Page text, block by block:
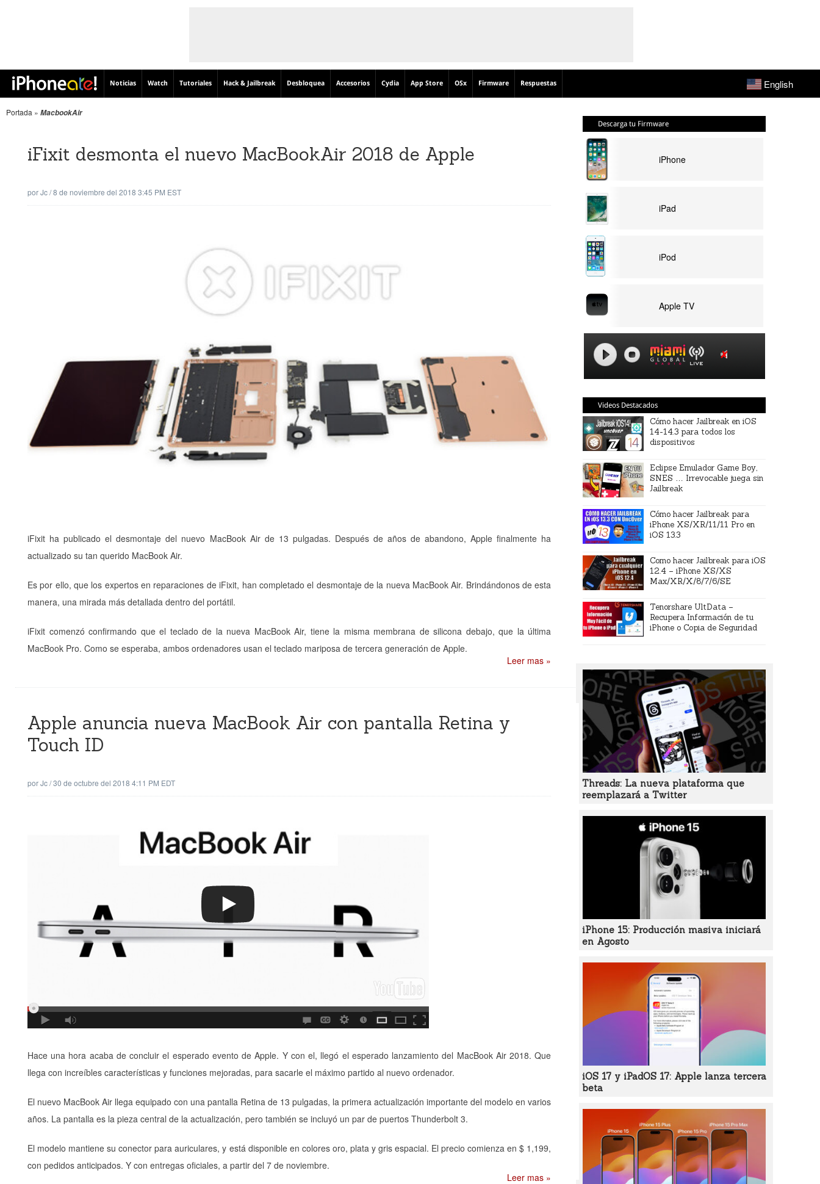
Noticias Watch Tutoriales Hack & Jailbreak Desbloquea Accesorios Cydia App Store OSx Firmware Respuestas English
Portada » MacbookAir
iFixit desmonta el nuevo MacBookAir 2018 de Apple
porJc/8 de noviembre del 2018 3:45 PM EST
iFixit ha publicado el desmontaje del nuevo MacBook Air de 13 pulgadas. Después de años de abandono, Apple finalmente ha
actualizado su tan querido MacBook Air.
Es por ello, que los expertos en reparaciones de iFixit, han completado el desmontaje de la nueva MacBook Air. Brindándonos de esta
manera, una mirada más detallada dentro del portátil.
iFixit comenzó confirmando que el teclado de la nueva MacBook Air, tiene la misma membrana de silicona debajo, que la última
MacBook Pro. Como se esperaba, ambos ordenadores usan el teclado mariposa de tercera generación de Apple.
Leer mas »
Apple anuncia nueva MacBook Air con pantalla Retina y
Touch ID
porJc/30 de octubre del 2018 4:11 PM EDT
Hace una hora acaba de concluir el esperado evento de Apple. Y con el, llegó el esperado lanzamiento del MacBook Air 2018. Que
llega con increíbles características y funciones mejoradas, para sacarle el máximo partido al nuevo ordenador.
El nuevo MacBook Air llega equipado con una pantalla Retina de 13 pulgadas, la primera actualización importante del modelo en varios
años. La pantalla es la pieza central de la actualización, pero también se incluyó un par de puertos Thunderbolt 3.
El modelo mantiene su conector para auriculares, y está disponible en colores oro, plata y gris espacial. El precio comienza en $ 1,199,
con pedidos anticipados. Y con entregas oficiales, a partir del 7 de noviembre.
Leer mas »
Descarga tu Firmware
iPhone
iPad
iPod
Apple TV
Videos Destacados
Cómo hacer Jailbreak en iOS
14-14.3 para todos los
dispositivos
Eclipse Emulador Game Boy,
SNES … Irrevocable juega sin
Jailbreak
Cómo hacer Jailbreak para
iPhone XS/XR/11/11 Pro en
iOS 13.3
Como hacer Jailbreak para iOS
12.4 – iPhone XS/XS
Max/XR/X/8/7/6/SE
Tenorshare UltData –
Recupera Información de tu
iPhone o Copia de Seguridad
Threads: La nueva plataforma que
reemplazará a Twitter
iPhone 15: Producción masiva iniciará
en Agosto
iOS 17 y iPadOS 17: Apple lanza tercera
beta